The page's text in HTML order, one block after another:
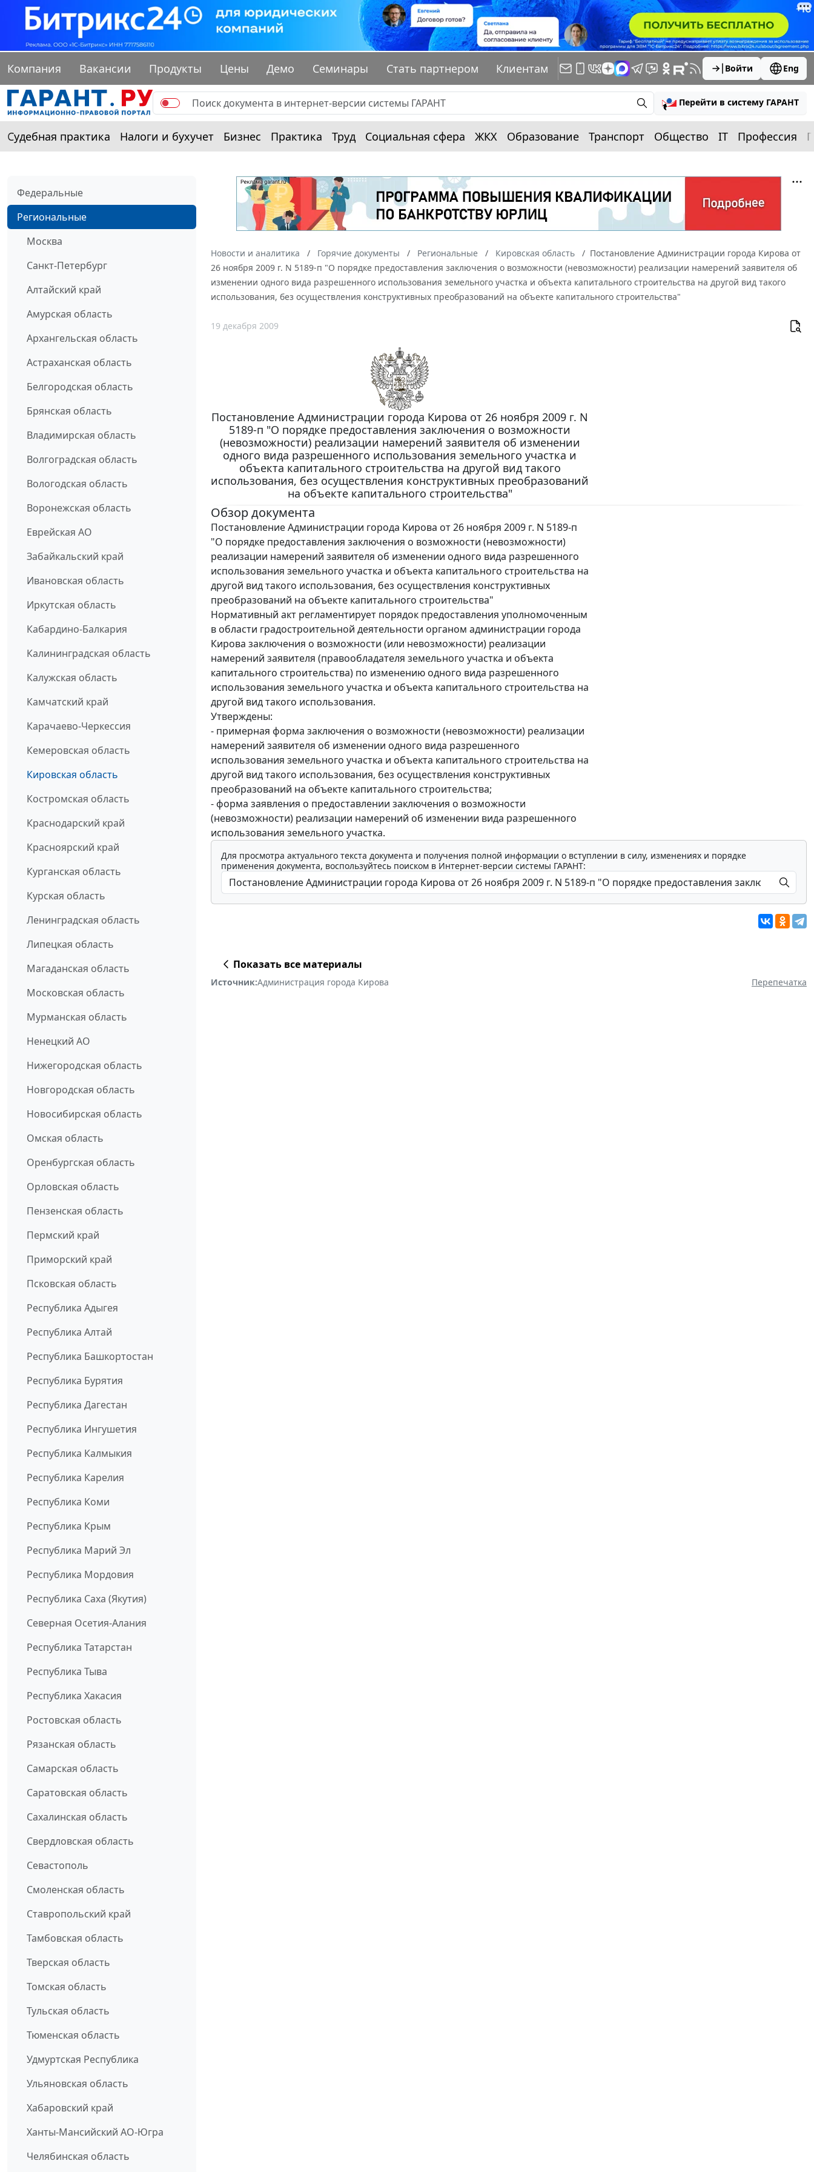
Компания Вакансии Продукты Цены Демо Семинары Стать партнером Клиентам Войти Eng
Перейти в систему ГАРАНТ
Судебная практика Налоги и бухучет Бизнес Практика Труд Социальная сфера ЖКХ Образование Транспорт Общество IT Профессия
Федеральные
Региональные
Москва
Санкт-Петербург
Алтайский край
Амурская область
Архангельская область
Астраханская область
Белгородская область
Брянская область
Владимирская область
Волгоградская область
Вологодская область
Воронежская область
Еврейская АО
Забайкальский край
Ивановская область
Иркутская область
Кабардино-Балкария
Калининградская область
Калужская область
Камчатский край
Карачаево-Черкессия
Кемеровская область
Кировская область
Костромская область
Краснодарский край
Красноярский край
Курганская область
Курская область
Ленинградская область
Липецкая область
Магаданская область
Московская область
Мурманская область
Ненецкий АО
Нижегородская область
Новгородская область
Новосибирская область
Омская область
Оренбургская область
Орловская область
Пензенская область
Пермский край
Приморский край
Псковская область
Республика Адыгея
Республика Алтай
Республика Башкортостан
Республика Бурятия
Республика Дагестан
Республика Ингушетия
Республика Калмыкия
Республика Карелия
Республика Коми
Республика Крым
Республика Марий Эл
Республика Мордовия
Республика Саха (Якутия)
Северная Осетия-Алания
Республика Татарстан
Республика Тыва
Республика Хакасия
Ростовская область
Рязанская область
Самарская область
Саратовская область
Сахалинская область
Свердловская область
Севастополь
Смоленская область
Ставропольский край
Тамбовская область
Тверская область
Томская область
Тульская область
Тюменская область
Удмуртская Республика
Ульяновская область
Хабаровский край
Ханты-Мансийский АО-Югра
Челябинская область
Новости и аналитика Горячие документы Региональные Кировская область
Постановление Администрации города Кирова от
26 ноября 2009 г. N 5189-п "О порядке предоставления заключения о возможности (невозможности) реализации намерений заявителя об
изменении одного вида разрешенного использования земельного участка и объекта капитального строительства на другой вид такого
использования, без осуществления конструктивных преобразований на объекте капитального строительства"
19 декабря 2009
Постановление Администрации города Кирова от 26 ноября 2009 г. N
5189-п "О порядке предоставления заключения о возможности
(невозможности) реализации намерений заявителя об изменении
одного вида разрешенного использования земельного участка и
объекта капитального строительства на другой вид такого
использования, без осуществления конструктивных преобразований
на объекте капитального строительства"
Обзор документа
Постановление Администрации города Кирова от 26 ноября 2009 г. N 5189-п
"О порядке предоставления заключения о возможности (невозможности)
реализации намерений заявителя об изменении одного вида разрешенного
использования земельного участка и объекта капитального строительства на
другой вид такого использования, без осуществления конструктивных
преобразований на объекте капитального строительства"
Нормативный акт регламентирует порядок предоставления уполномоченным
в области градостроительной деятельности органом администрации города
Кирова заключения о возможности (или невозможности) реализации
намерений заявителя (правообладателя земельного участка и объекта
капитального строительства) по изменению одного вида разрешенного
использования земельного участка и объекта капитального строительства на
другой вид такого использования.
Утверждены:
- примерная форма заключения о возможности (невозможности) реализации
намерений заявителя об изменении одного вида разрешенного
использования земельного участка и объекта капитального строительства на
другой вид такого использования, без осуществления конструктивных
преобразований на объекте капитального строительства;
- форма заявления о предоставлении заключения о возможности
(невозможности) реализации намерений об изменении вида разрешенного
использования земельного участка.
Для просмотра актуального текста документа и получения полной информации о вступлении в силу, изменениях и порядке
применения документа, воспользуйтесь поиском в Интернет-версии системы ГАРАНТ:
Показать все материалы
Источник:Администрация города Кирова Перепечатка